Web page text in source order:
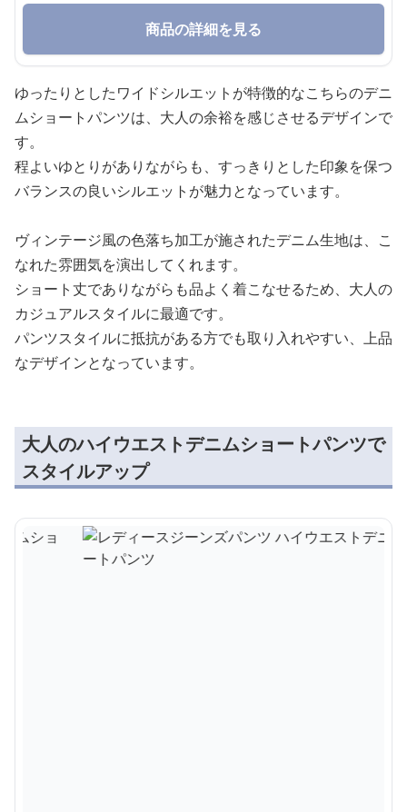
商品の詳細を見る
ゆったりとしたワイドシルエットが特徴的なこちらのデニ
ムショートパンツは、大人の余裕を感じさせるデザインで
す。
程よいゆとりがありながらも、すっきりとした印象を保つ
バランスの良いシルエットが魅力となっています。
ヴィンテージ風の色落ち加工が施されたデニム生地は、こ
なれた雰囲気を演出してくれます。
ショート丈でありながらも品よく着こなせるため、大人の
カジュアルスタイルに最適です。
パンツスタイルに抵抗がある方でも取り入れやすい、上品
なデザインとなっています。
大人のハイウエストデニムショートパンツで
スタイルアップ